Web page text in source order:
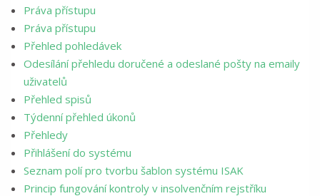
Práva přístupu
Práva přístupu
Přehled pohledávek
Odesílání přehledu doručené a odeslané pošty na emaily
uživatelů
Přehled spisů
Týdenní přehled úkonů
Přehledy
Přihlášení do systému
Seznam polí pro tvorbu šablon systému ISAK
Princip fungování kontroly v insolvenčním rejstříku